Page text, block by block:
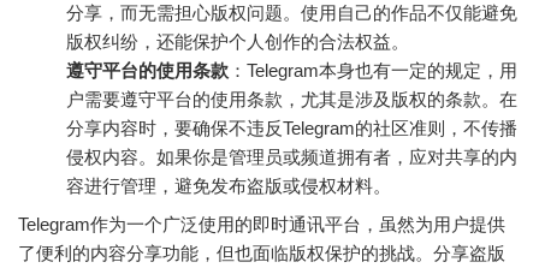
分享，而无需担心版权问题。使用自己的作品不仅能避免
版权纠纷，还能保护个人创作的合法权益。
遵守平台的使用条款 ：Telegram本身也有一定的规定，用
户需要遵守平台的使用条款，尤其是涉及版权的条款。在
分享内容时，要确保不违反Telegram的社区准则，不传播
侵权内容。如果你是管理员或频道拥有者，应对共享的内
容进行管理，避免发布盗版或侵权材料。
Telegram作为一个广泛使用的即时通讯平台，虽然为用户提供
了便利的内容分享功能，但也面临版权保护的挑战。分享盗版